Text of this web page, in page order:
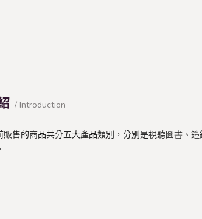
/ Introduction
販售的商品共分五大產品類別，分別是視聽圖書、